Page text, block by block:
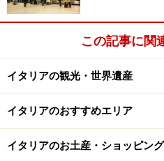
この記事に関
イタリアの観光・世界遺産
イタリアのおすすめエリア
イタリアのお土産・ショッピング